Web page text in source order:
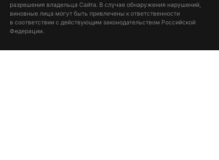
разрешения владельца Сайта. В случае обнаружения нарушений,
виновные лица могут быть привлечены к ответственности
в соответствии с действующим законодательством Российской
Федерации.